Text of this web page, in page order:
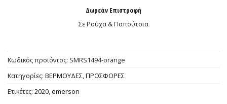
Δωρεάν Επιστροφή
Σε Ρούχα & Παπούτσια
Κωδικός προϊόντος: SMRS1494-orange
Κατηγορίες: ΒΕΡΜΟΥΔΕΣ ΠΡΟΣΦΟΡΕΣ
Ετικέτες: 2020 emerson